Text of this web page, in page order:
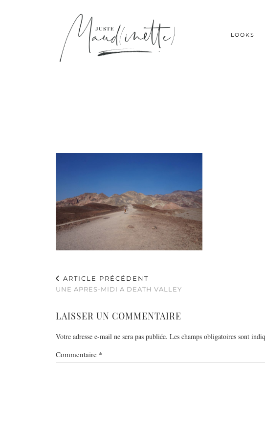
LOOKS
ARTICLE PRÉCÉDENT
UNE APRES-MIDI A DEATH VALLEY
LAISSER UN COMMENTAIRE
Votre adresse e-mail ne sera pas publiée. Les champs obligatoires sont
Commentaire *